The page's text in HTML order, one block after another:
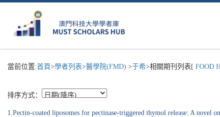
當前位置:首頁>學者列表>醫學院(FMD) >于希>相關期刊列表[ FOOD
排序方式：
1.Pectin-coated liposomes for pectinase-triggered thymol release: A novel